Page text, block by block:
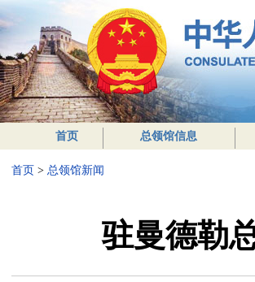
首页 总领馆信息
首页 > 总领馆新闻
驻曼德勒